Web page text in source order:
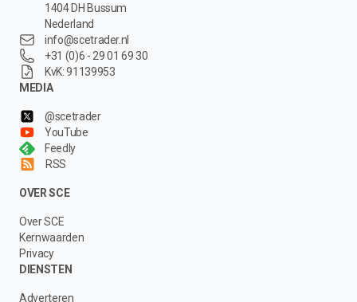
1404 DH Bussum
Nederland
info@scetrader.nl
+31 (0)6 - 29 01 69 30
KvK: 91139953
MEDIA
@scetrader
YouTube
Feedly
RSS
OVER SCE
Over SCE
Kernwaarden
Privacy
DIENSTEN
Adverteren